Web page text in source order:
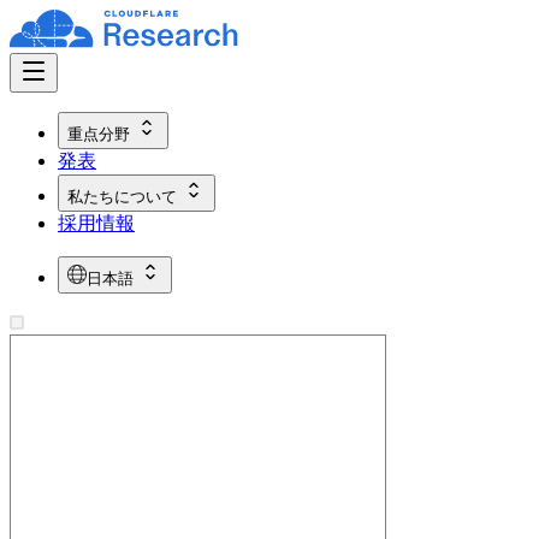
重点分野
発表
私たちについて
採用情報
日本語